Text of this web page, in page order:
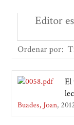
Editor
Ordenar por:
El
Buades, Joan